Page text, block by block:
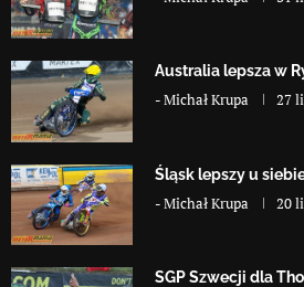
Australia lepsza w
-Michał Krupa 27
Śląsk lepszy u
-Michał Krupa 20
SGP Szwecji dla